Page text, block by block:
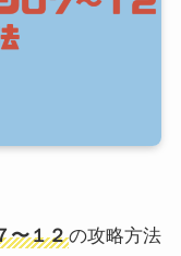
〜１２の攻略方法